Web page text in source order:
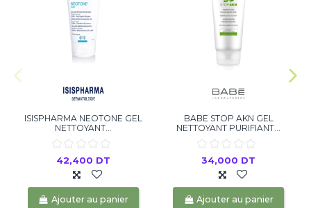
ISISPHARMA NEOTONE GEL
NETTOYANT...
42,400 DT
Ajouter au panier
BABE STOP AKN GEL
NETTOYANT PURIFIANT...
34,000 DT
Ajouter au panier